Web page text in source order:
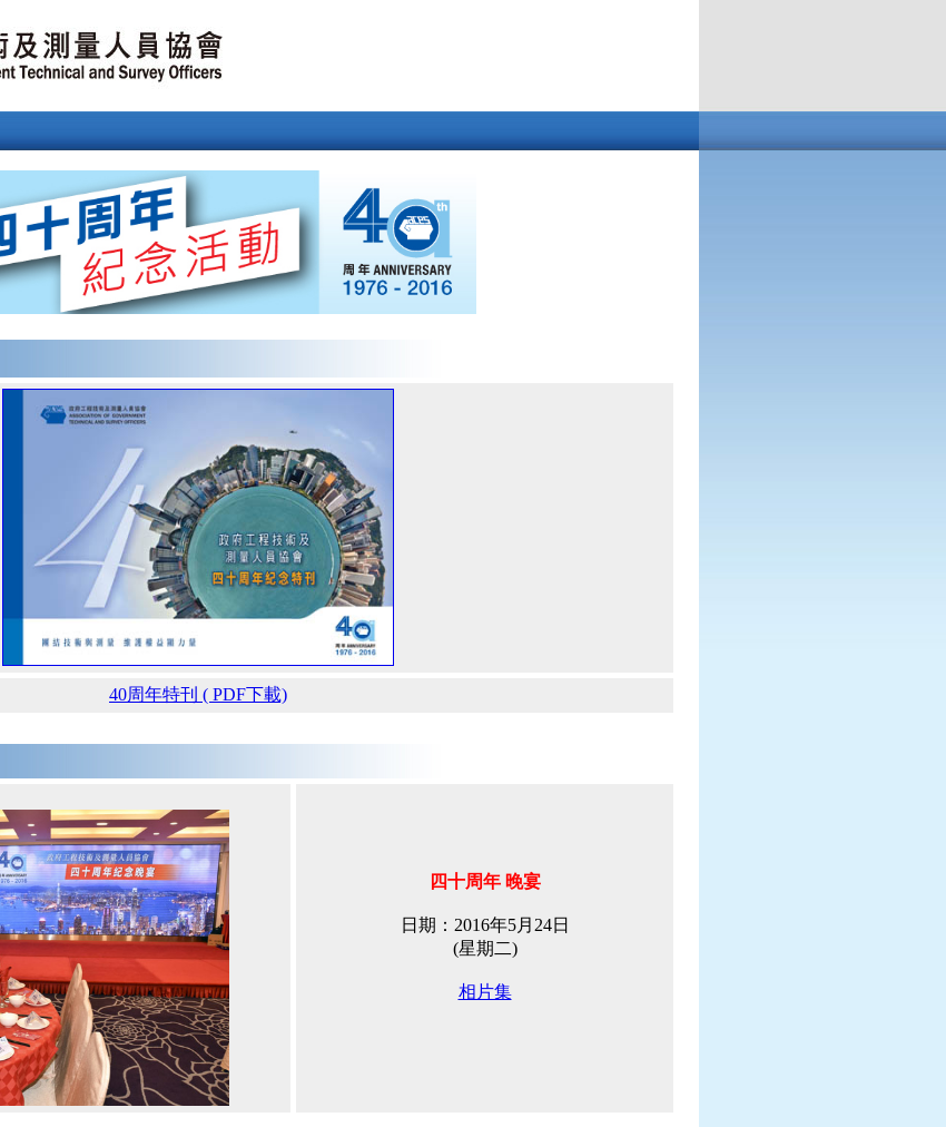
40周年特刊 ( PDF下載)
四十周年 晚宴
日期：2016年5月24日
(星期二)
相片集